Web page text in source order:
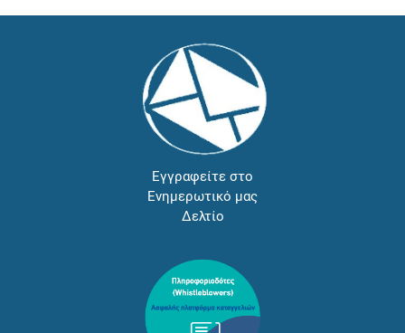
Εγγραφείτε στο
Ενημερωτικό μας
Δελτίο